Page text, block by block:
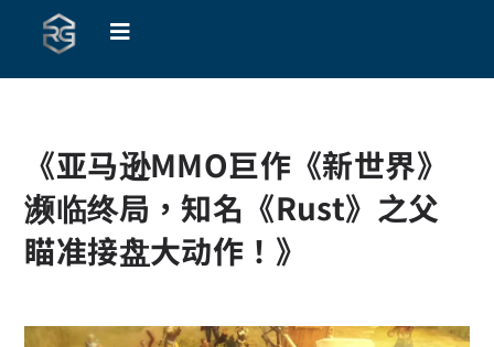
《亚马逊MMO巨作《新世界》
濒临终局，知名《Rust》之父
瞄准接盘大动作！》